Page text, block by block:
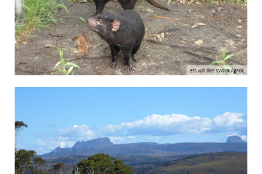
Els van der Wal-Ruigrok